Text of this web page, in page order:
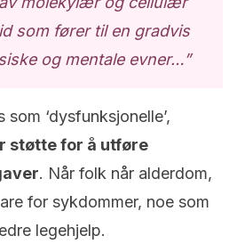
som fører til en gradvis
og mentale evner…”
‘dysfunksjonelle’,
støtte for å utføre
. Når folk når alderdom,
for sykdommer, noe som
legehjelp.